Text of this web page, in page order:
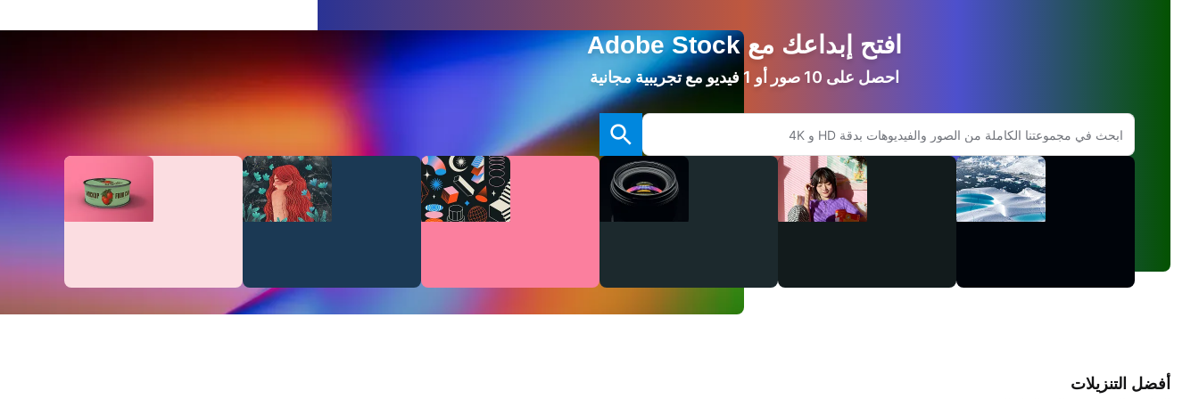
افتح إبداعك مع Adobe Stock
احصل على 10 صور أو 1 فيديو مع تجريبية مجانية
أفضل التنزيلات